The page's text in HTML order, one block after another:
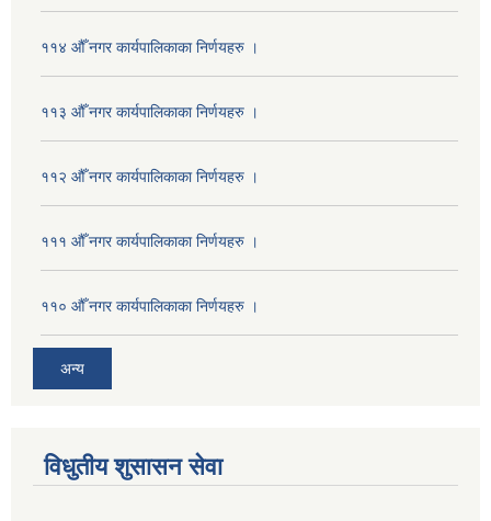
११४ औँ नगर कार्यपालिकाका निर्णयहरु ।
११३ औँ नगर कार्यपालिकाका निर्णयहरु ।
११२ औँ नगर कार्यपालिकाका निर्णयहरु ।
१११ औँ नगर कार्यपालिकाका निर्णयहरु ।
११० औँ नगर कार्यपालिकाका निर्णयहरु ।
अन्य
विधुतीय शुसासन सेवा